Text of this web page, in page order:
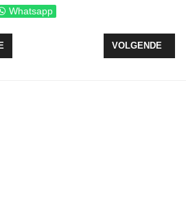
Whatsapp
NAAM VOOR HET PLANTSOEN
VOLGENDE
VOLGENDE